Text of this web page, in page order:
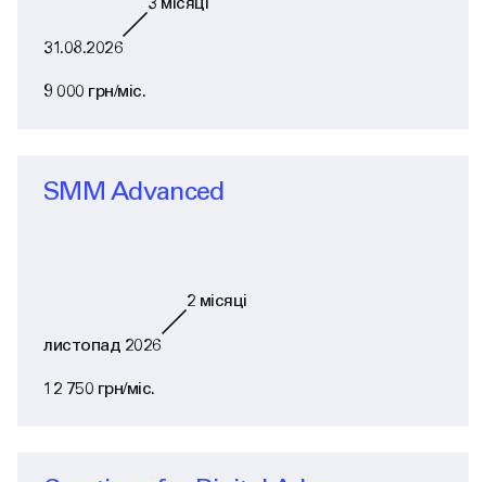
31.08.2026
3 місяці
9 000 грн/міс.
SMM Advanced
листопад 2026
2 місяці
12 750 грн/міс.